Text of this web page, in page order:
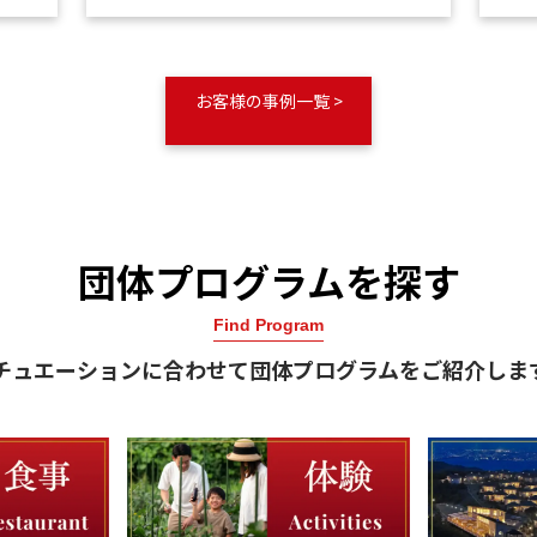
お客様の事例一覧 >
団体プログラムを探す
Find Program
ュエーションに合わせて団体プログラムをご紹介しま